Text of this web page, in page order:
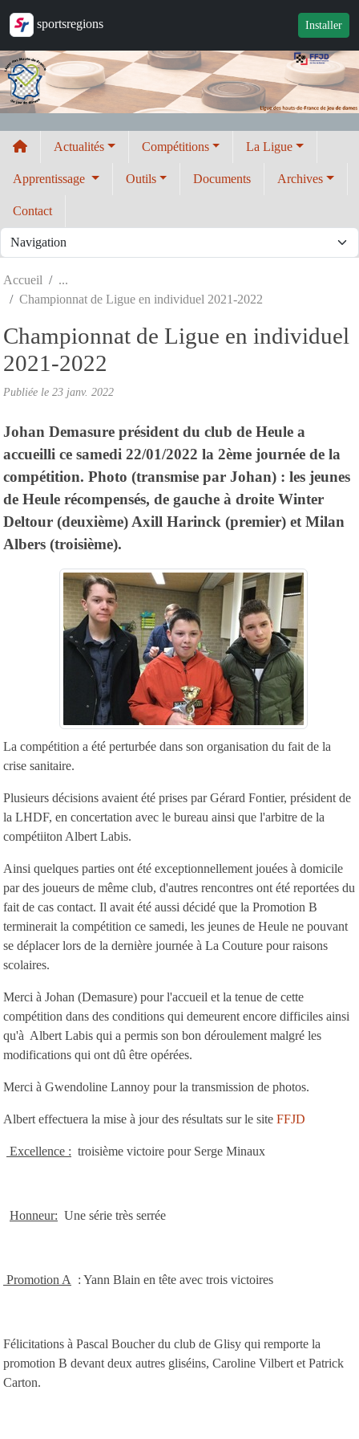
sportsregions Installer
Actualités Compétitions La Ligue
Apprentissage Outils Documents Archives
Contact
Accueil
Championnat de Ligue en individuel 2021-2022
Championnat de Ligue en individuel
2021-2022
Publiée le 23 janv. 2022
Johan Demasure président du club de Heule a
accueilli ce samedi 22/01/2022 la 2ème journée de la
compétition. Photo (transmise par Johan) : les jeunes
de Heule récompensés, de gauche à droite Winter
Deltour (deuxième) Axill Harinck (premier) et Milan
Albers (troisième).
La compétition a été perturbée dans son organisation du fait de la
crise sanitaire.
Plusieurs décisions avaient été prises par Gérard Fontier, président de
la LHDF, en concertation avec le bureau ainsi que l'arbitre de la
compétiiton Albert Labis.
Ainsi quelques parties ont été exceptionnellement jouées à domicile
par des joueurs de même club, d'autres rencontres ont été reportées du
fait de cas contact. Il avait été aussi décidé que la Promotion B
terminerait la compétition ce samedi, les jeunes de Heule ne pouvant
se déplacer lors de la dernière journée à La Couture pour raisons
scolaires.
Merci à Johan (Demasure) pour l'accueil et la tenue de cette
compétition dans des conditions qui demeurent encore difficiles ainsi
qu'à Albert Labis qui a permis son bon déroulement malgré les
modifications qui ont dû être opérées.
Merci à Gwendoline Lannoy pour la transmission de photos.
Albert effectuera la mise à jour des résultats sur le site FFJD
Excellence : troisième victoire pour Serge Minaux
Honneur: Une série très serrée
Promotion A : Yann Blain en tête avec trois victoires
Félicitations à Pascal Boucher du club de Glisy qui remporte la
promotion B devant deux autres gliséins, Caroline Vilbert et Patrick
Carton.